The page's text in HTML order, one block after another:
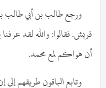
ورجع طالب بن أبي طالب
قريش. فقالوا: والله لقد
أن هواكم لمع محمد.
وتابع الباقون طريقهم